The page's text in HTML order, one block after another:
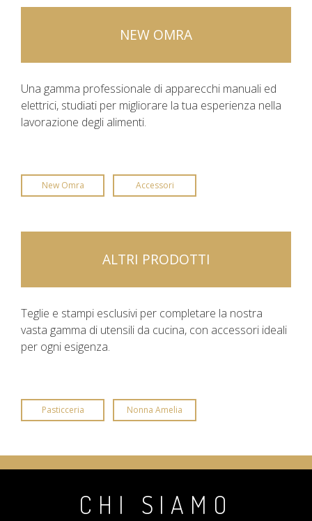
NEW OMRA
Una gamma professionale di apparecchi manuali ed
elettrici, studiati per migliorare la tua esperienza nella
lavorazione degli alimenti.
New Omra Accessori
ALTRI PRODOTTI
Teglie e stampi esclusivi per completare la nostra
vasta gamma di utensili da cucina, con accessori ideali
per ogni esigenza.
Pasticceria Nonna Amelia
CHI SIAMO